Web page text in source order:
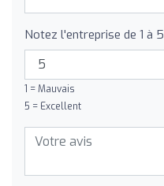
Notez l'entreprise de 1 à 5
1 = Mauvais
5 = Excellent